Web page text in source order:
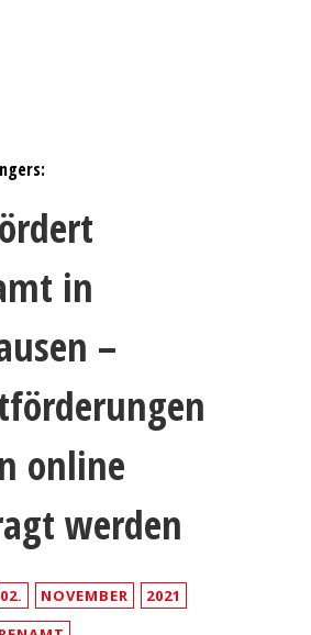
MdL
in
–
online
werden
02. NOVEMBER
2021